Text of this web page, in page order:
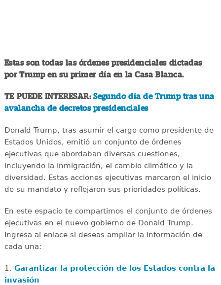
Estas son todas las órdenes presidenciales dictadas
por Trump en su primer día en la Casa Blanca.
TE PUEDE INTERESAR:Segundo día de Trump tras una
avalancha de decretos presidenciales
Donald Trump, tras asumir el cargo como presidente de
Estados Unidos, emitió un conjunto de órdenes
ejecutivas que abordaban diversas cuestiones,
incluyendo la inmigración, el cambio climático y la
diversidad. Estas acciones ejecutivas marcaron el inicio
de su mandato y reflejaron sus prioridades políticas.
En este espacio te compartimos el conjunto de órdenes
ejecutivas en el nuevo gobierno de Donald Trump.
Ingresa al enlace si deseas ampliar la información de
cada una:
1. Garantizar la protección de los Estados contra la
invasión